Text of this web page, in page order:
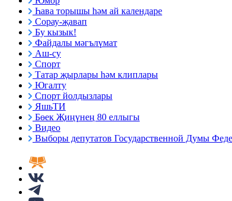
Һава торышы һәм ай календаре
Сорау-җавап
Бу кызык!
Файдалы мәгълүмат
Аш-су
Спорт
Татар җырлары һәм клиплары
Югалту
Спорт йолдызлары
ЯшьТИ
Бөек Җиңүнең 80 еллыгы
Видео
Выборы депутатов Государственной Думы